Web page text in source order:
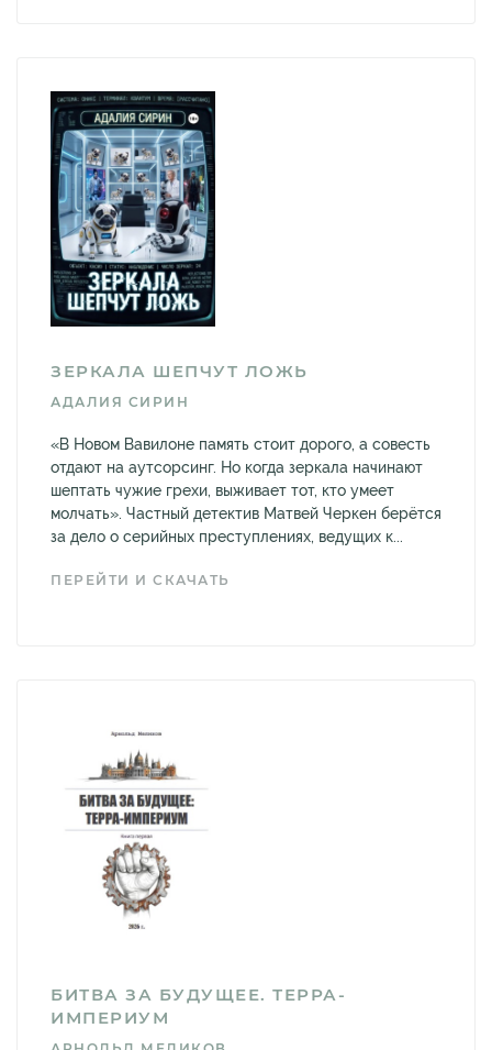
ЗЕРКАЛА ШЕПЧУТ ЛОЖЬ
АДАЛИЯ СИРИН
«В Новом Вавилоне память стоит дорого, а совесть
отдают на аутсорсинг. Но когда зеркала начинают
шептать чужие грехи, выживает тот, кто умеет
молчать». Частный детектив Матвей Черкен берётся
за дело о серийных преступлениях, ведущих к...
ПЕРЕЙТИ И СКАЧАТЬ
БИТВА ЗА БУДУЩЕЕ. ТЕРРА-
ИМПЕРИУМ